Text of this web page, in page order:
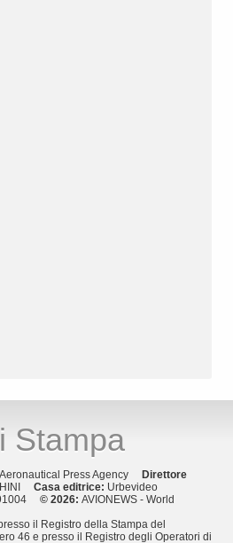
Stampa
Aeronautical Press Agency Direttore
Casa editrice: Urbevideo
© 2026: AVIONEWS - World
il Registro della Stampa del
46 e presso il Registro degli Operatori di